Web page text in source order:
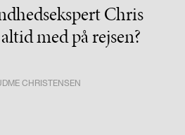
Chris
med på rejsen?
CHRISTENSEN